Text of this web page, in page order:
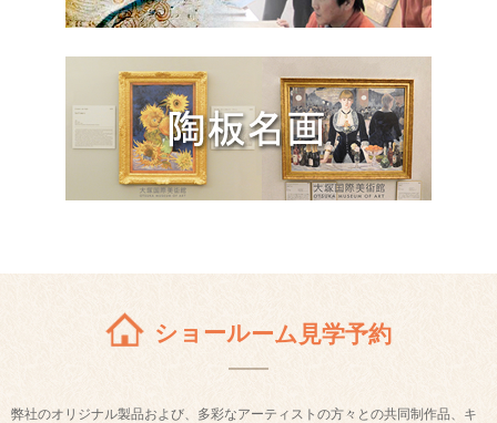
ショールーム見学予約
弊社のオリジナル製品および、多彩なアーティストの方々との共同制作品、キ